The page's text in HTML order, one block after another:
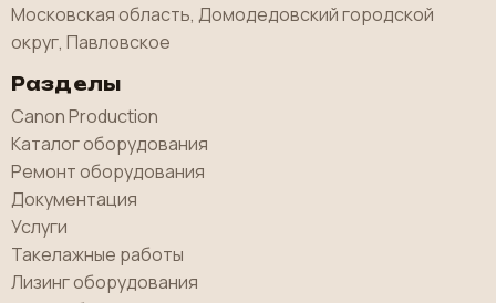
Московская область, Домодедовский городской
округ, Павловское
Разделы
Canon Production
Каталог оборудования
Ремонт оборудования
Документация
Услуги
Такелажные работы
Лизинг оборудования